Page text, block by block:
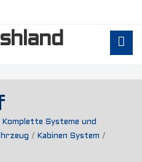
Komplette Systeme und
/ Kabinen System /